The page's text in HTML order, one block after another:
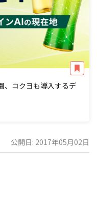
、コクヨも導入するデ
公開日: 2017年05月02日